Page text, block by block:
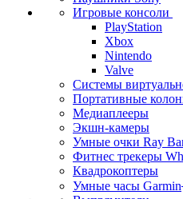
Игровые консоли
PlayStation
Xbox
Nintendo
Valve
Системы
Портативные
Медиаплееры
Экшн-камеры
Умные очки Ray
Фитнес трекеры
Квадрокоптеры
Умные часы Garmin